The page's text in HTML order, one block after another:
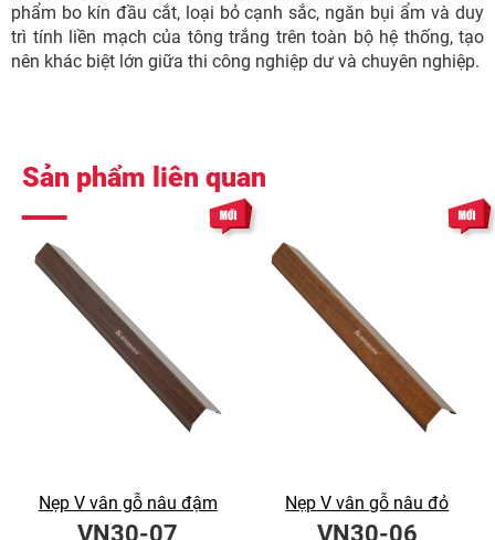
phẩm bo kín đầu cắt, loại bỏ cạnh sắc, ngăn bụi ẩm và duy
trì tính liền mạch của tông trắng trên toàn bộ hệ thống, tạo
nên khác biệt lớn giữa thi công nghiệp dư và chuyên nghiệp.
Sản phẩm liên quan
Nẹp V vân gỗ nâu đậm
VN30-07
Nẹp V vân gỗ nâu đỏ
VN30-06